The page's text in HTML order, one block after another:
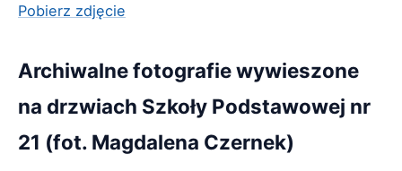
Pobierz zdjęcie
Archiwalne fotografie wywieszone
na drzwiach Szkoły Podstawowej nr
21 (fot. Magdalena Czernek)